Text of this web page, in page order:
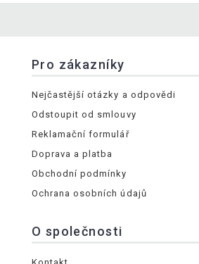
Pro zákazníky
Nejčastější otázky a odpovědi
Odstoupit od smlouvy
Reklamační formulář
Doprava a platba
Obchodní podmínky
Ochrana osobních údajů
O společnosti